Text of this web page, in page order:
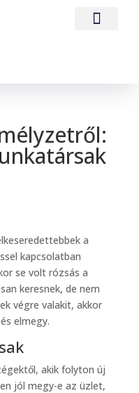
a
kapcsolatban
se volt rózsás a
keresnek, de nem
végre valakit, akkor
elmegy.
akik folyton új
jól megy-e az üzlet,